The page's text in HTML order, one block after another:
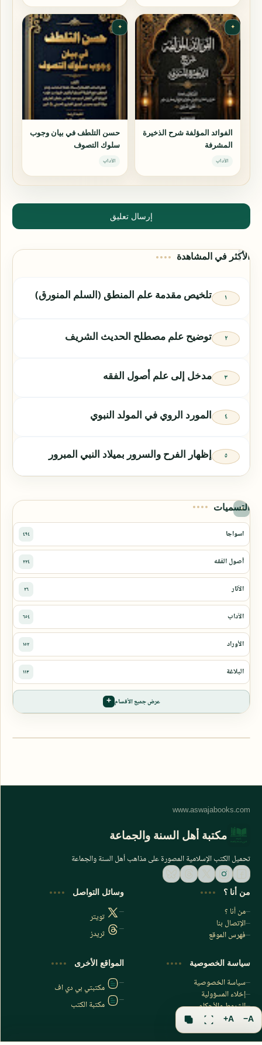
✦
الفوائد المؤلفة شرح الذخيرة
المشرفة
الآداب
✦
حسن التلطف في بيان وجوب
سلوك التصوف
الآداب
إرسال تعليق
الأكثر في المشاهدة
تلخيص مقدمة علم المنطق (السلم المنورق)
توضيح علم مصطلح الحديث الشريف
مدخل إلى علم أصول الفقه
المورد الروي في المولد النبوي
إظهار الفرح والسرور بميلاد النبي المبرور
التسميات
عرض جميع الأقسام
اشترك الآن
اشترك في قناتنا على تليجرام
مكتبة أهل السنة والجماعة
تحميل الكتب الإسلامية المصورة على مذاهب أهل السنة والجماعة
من أنا ؟
من أنا ؟
الإتصال بنا
فهرس الموقع
وسائل التواصل
تويتر
ثريدز
سياسة الخصوصية
سياسة الخصوصية
إخلاء المسؤولية
الشروط والأحكام
فهرس الموقع
المواقع الأخرى
مكتبتي بي دي اف
مكتبة الكتب
A−
A+